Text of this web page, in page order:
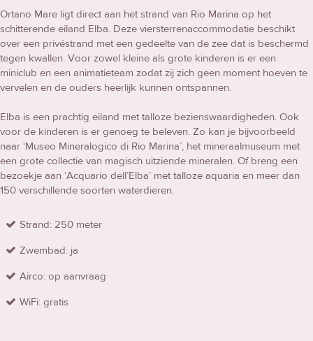
Ortano Mare ligt direct aan het strand van Rio Marina op het
schitterende eiland Elba. Deze viersterrenaccommodatie beschikt
over een privéstrand met een gedeelte van de zee dat is beschermd
tegen kwallen. Voor zowel kleine als grote kinderen is er een
miniclub en een animatieteam zodat zij zich geen moment hoeven te
vervelen en de ouders heerlijk kunnen ontspannen.
Elba is een prachtig eiland met talloze bezienswaardigheden. Ook
voor de kinderen is er genoeg te beleven. Zo kan je bijvoorbeeld
naar ‘Museo Mineralogico di Rio Marina’, het mineraalmuseum met
een grote collectie van magisch uitziende mineralen. Of breng een
bezoekje aan ‘Acquario dell’Elba’ met talloze aquaria en meer dan
150 verschillende soorten waterdieren.
Strand: 250 meter
Zwembad: ja
Airco: op aanvraag
WiFi: gratis